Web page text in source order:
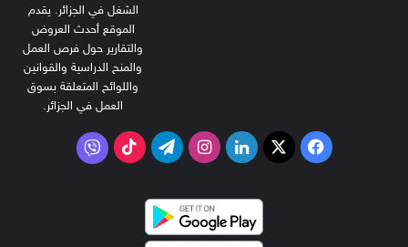
الشغل في الجزائر. يقدم
الموقع أحدث العروض
والتقارير حول فرص العمل
والمنح الدراسية والقوانين
واللوائح المتعلقة بسوق
العمل في الجزائر.
فيسبوك
‫X لينكدإنانستقرامتيلقرام‫TikTokفايبر